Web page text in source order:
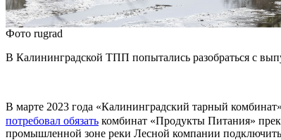
Фото rugrad
В Калининградской ТПП попытались разобраться с
В марте 2023 года «Калининградский тарный комбинат»
потребовал обязать комбинат «Продукты Питания»
промышленной зоне реки Лесной компании